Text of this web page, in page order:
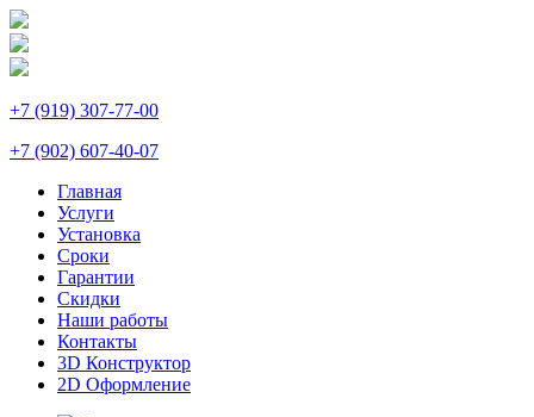
+7 (919) 307-77-00
+7 (902) 607-40-07
Главная
Услуги
Установка
Сроки
Гарантии
Скидки
Наши работы
Контакты
3D Конструктор
2D Оформление